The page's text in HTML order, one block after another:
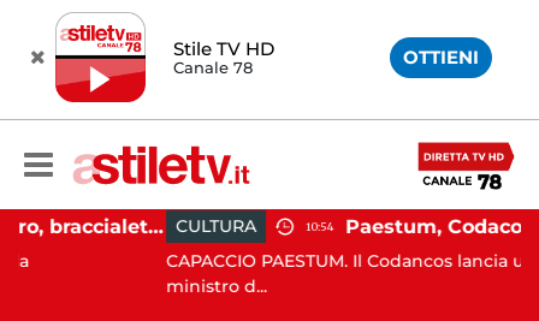
Stile TV HD
Canale 78 OTTIENI
Martina Carbonaro, braccialetto elettronico per i genitori della 14enne uccisa dall'ex CULTURA 10:54
CAPACCIO PAESTUM. Il Codancos lancia un appello
ministro d...